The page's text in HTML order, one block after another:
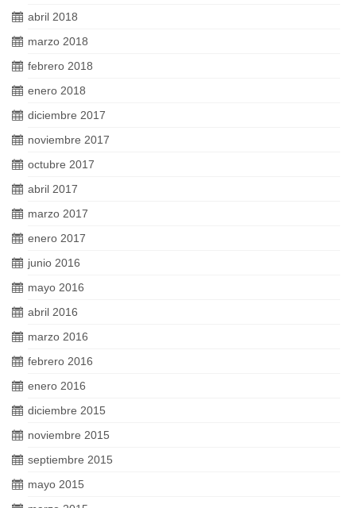
abril 2018
marzo 2018
febrero 2018
enero 2018
diciembre 2017
noviembre 2017
octubre 2017
abril 2017
marzo 2017
enero 2017
junio 2016
mayo 2016
abril 2016
marzo 2016
febrero 2016
enero 2016
diciembre 2015
noviembre 2015
septiembre 2015
mayo 2015